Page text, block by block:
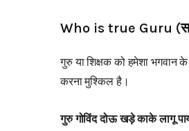
Who is true Guru
गुरु या शिक्षक को हमेशा भगवान
करना मुश्किल है।
गुरु गोविंद दोऊ खड़े काके लागू